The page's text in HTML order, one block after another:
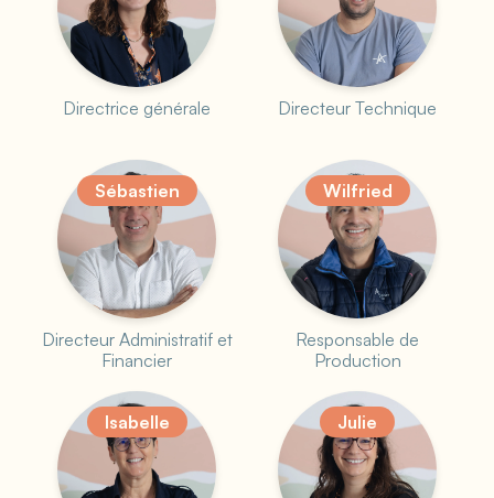
Directrice générale Directeur Technique
Sébastien
Directeur Administratif et
Financier
Wilfried
Responsable de
Production
Isabelle Julie